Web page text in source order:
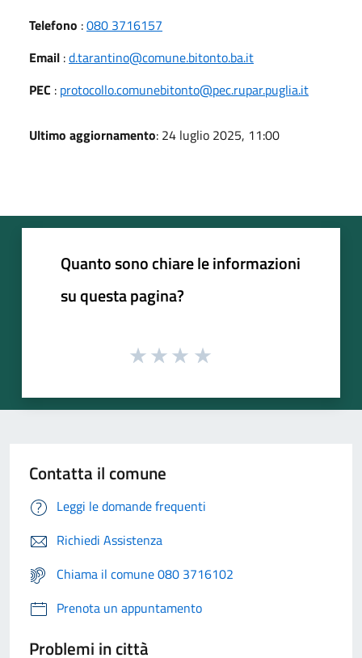
Telefono :080 3716157
Email :d.tarantino@comune.bitonto.ba.it
PEC : protocollo.comunebitonto@pec.rupar.puglia.it
Ultimo aggiornamento: 24 luglio 2025, 11:00
Quanto sono chiare le informazioni
su questa pagina?
Contatta il comune
Leggi le domande frequenti
Richiedi Assistenza
Chiama il comune 080 3716102
Prenota un appuntamento
Problemi in città